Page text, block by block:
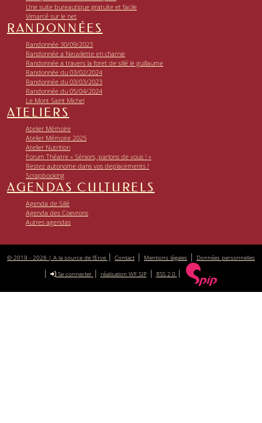
Une suite bureautique gratuite et facile
Vimarcé sur le net
RANDONNÉES
Randonnée 30/09/2023
Randonnée a Neuvilette en charnie
Randonnée a travers la foret de sillé le guillaume
Randonnée du 03/02/2024
Randonnée du 03/03/2023
Randonnée du 05/04/2024
Le Mont Saint Michel
ATELIERS
Atelier Mémoire
Atelier Mémoire 2025
Atelier Nutrition
Forum Théatre « Séniors, parlons de vous ! »
Restez autonome dans vos deplacements !
Scrapbooking
AGENDAS CULTURELS
Agenda de Sillé
Agenda des Coevrons
Autres agendas
© 2019 - 2026 | A la source de l’Erve | Contact | Mentions légales | Données personnelles
| Se connecter | réalisation WF SIP| RSS 2.0 |